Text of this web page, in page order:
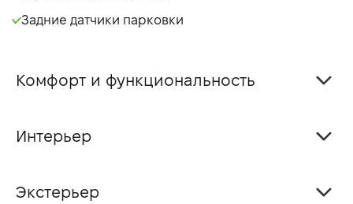
Задние датчики парковки
Комфорт и функциональность
Интерьер
Экстерьер